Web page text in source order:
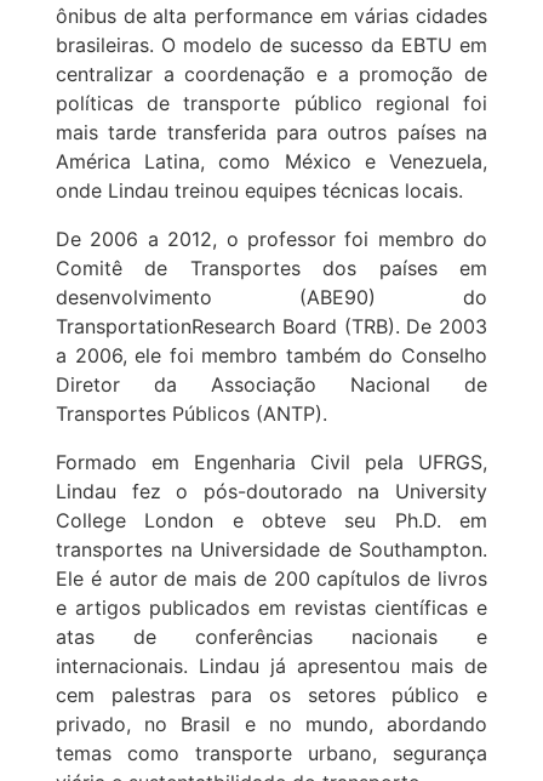
ônibus de alta performance em várias cidades
brasileiras. O modelo de sucesso da EBTU em
centralizar a coordenação e a promoção de
políticas de transporte público regional foi
mais tarde transferida para outros países na
América Latina, como México e Venezuela,
onde Lindau treinou equipes técnicas locais.
De 2006 a 2012, o professor foi membro do
Comitê de Transportes dos países em
desenvolvimento (ABE90) do
TransportationResearch Board (TRB). De 2003
a 2006, ele foi membro também do Conselho
Diretor da Associação Nacional de
Transportes Públicos (ANTP).
Formado em Engenharia Civil pela UFRGS,
Lindau fez o pós-doutorado na University
College London e obteve seu Ph.D. em
transportes na Universidade de Southampton.
Ele é autor de mais de 200 capítulos de livros
e artigos publicados em revistas científicas e
atas de conferências nacionais e
internacionais. Lindau já apresentou mais de
cem palestras para os setores público e
privado, no Brasil e no mundo, abordando
temas como transporte urbano, segurança